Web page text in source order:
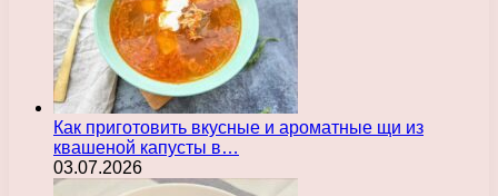
Как приготовить вкусные и ароматные щи из
квашеной капусты в…
03.07.2026